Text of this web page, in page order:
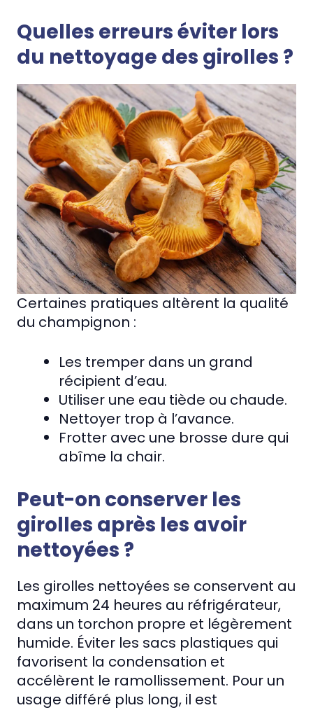
Quelles erreurs éviter lors
du nettoyage des girolles ?
Certaines pratiques altèrent la qualité
du champignon :
Les tremper dans un grand
récipient d’eau.
Utiliser une eau tiède ou chaude.
Nettoyer trop à l’avance.
Frotter avec une brosse dure qui
abîme la chair.
Peut-on conserver les
girolles après les avoir
nettoyées ?
Les girolles nettoyées se conservent au
maximum 24 heures au réfrigérateur,
dans un torchon propre et légèrement
humide. Éviter les sacs plastiques qui
favorisent la condensation et
accélèrent le ramollissement. Pour un
usage différé plus long, il est